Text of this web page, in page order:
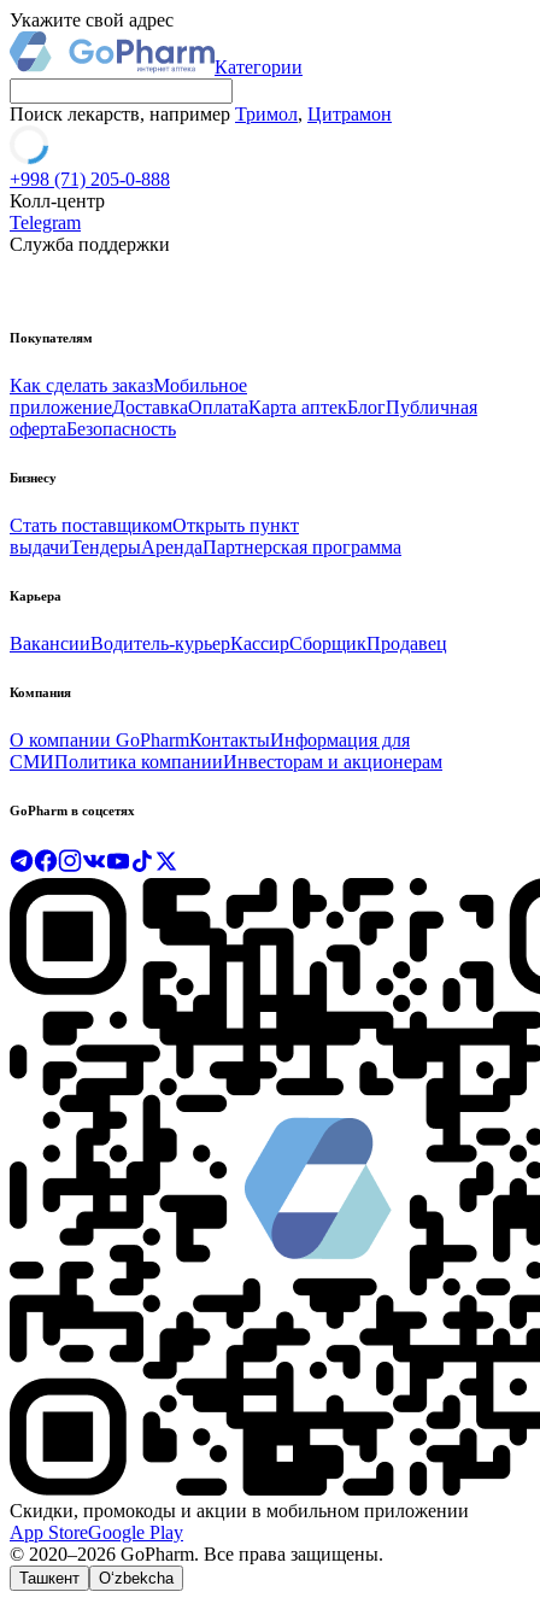
Укажите свой адрес
Категории
Поиск лекарств, например Тримол, Цитрамон
+998 (71) 205-0-888
Колл-центр
Telegram
Служба поддержки
Покупателям
Как сделать заказМобильное
приложениеДоставкаОплатаКарта аптекБлогПубличная
офертаБезопасность
Бизнесу
Стать поставщикомОткрыть пункт
выдачиТендерыАрендаПартнерская программа
Карьера
ВакансииВодитель-курьерКассирСборщикПродавец
Компания
О компании GoPharmКонтактыИнформация для
СМИПолитика компанииИнвесторам и акционерам
GoPharm в соцсетях
Скидки, промокоды и акции в мобильном приложении
App StoreGoogle Play
© 2020–2026 GoPharm. Все права защищены.
Ташкент O‘zbekcha